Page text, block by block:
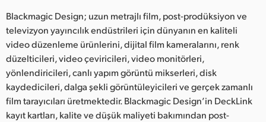
Blackmagic Design; uzun metrajlı film, post-prodüksiyon ve
televizyon yayıncılık endüstrileri için dünyanın en kaliteli
video düzenleme ürünlerini, dijital film kameralarını, renk
düzelticileri, video çeviricileri, video monitörleri,
yönlendiricileri, canlı yapım görüntü mikserleri, disk
kaydedicileri, dalga şekli görüntüleyicileri ve gerçek zamanlı
film tarayıcıları üretmektedir. Blackmagic Design’in DeckLink
kayıt kartları, kalite ve düşük maliyeti bakımından post-